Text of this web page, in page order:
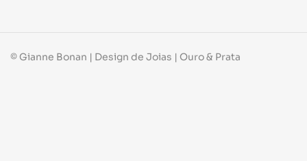
© Gianne Bonan | Design de Joias | Ouro & Prata